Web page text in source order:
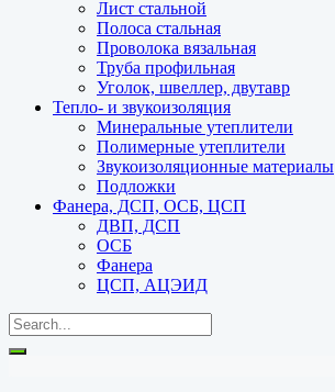
Лист стальной
Полоса стальная
Проволока вязальная
Труба профильная
Уголок, швеллер, двутавр
Тепло- и звукоизоляция
Минеральные утеплители
Полимерные утеплители
Звукоизоляционные материалы
Подложки
Фанера, ДСП, ОСБ, ЦСП
ДВП, ДСП
ОСБ
Фанера
ЦСП, АЦЭИД